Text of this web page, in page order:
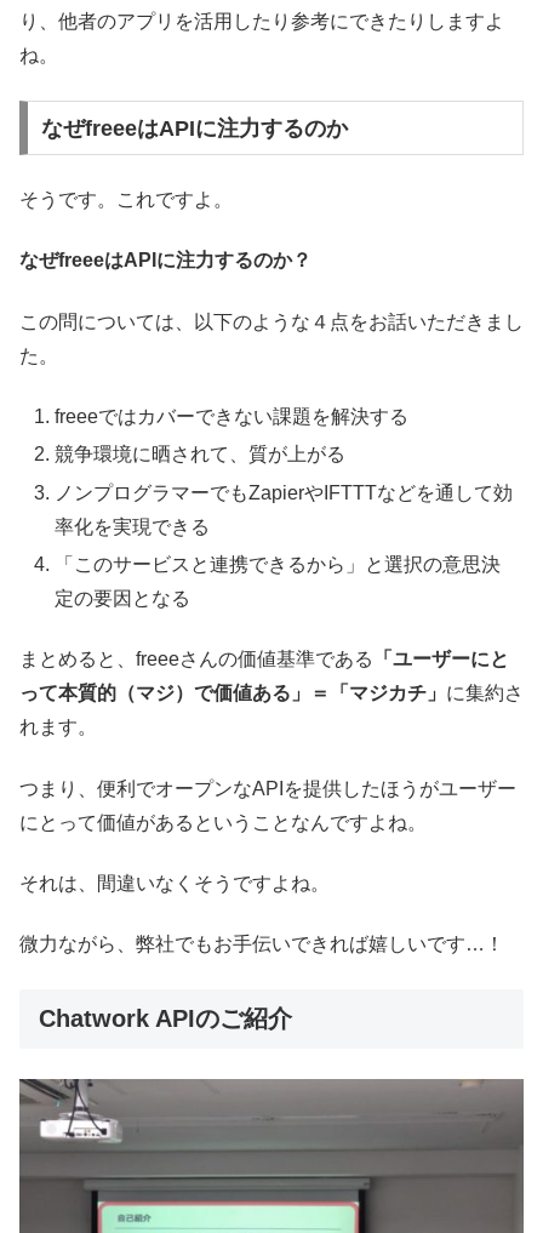
り、他者のアプリを活用したり参考にできたりしますよ
ね。
なぜfreeeはAPIに注力するのか
そうです。これですよ。
なぜfreeeはAPIに注力するのか？
この問については、以下のような４点をお話いただきまし
た。
freeeではカバーできない課題を解決する
競争環境に晒されて、質が上がる
ノンプログラマーでもZapierやIFTTTなどを通して効
率化を実現できる
「このサービスと連携できるから」と選択の意思決
定の要因となる
まとめると、freeeさんの価値基準である
「ユーザーにと
って本質的（マジ）で価値ある」＝「マジカチ」 に集約さ
れます。
つまり、便利でオープンなAPIを提供したほうがユーザー
にとって価値があるということなんですよね。
それは、間違いなくそうですよね。
微力ながら、弊社でもお手伝いできれば嬉しいです…！
Chatwork APIのご紹介